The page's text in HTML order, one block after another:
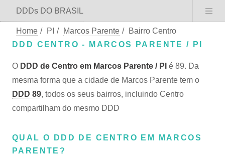
DDDs DO BRASIL
Home / PI / Marcos Parente /
Bairro Centro
DDD CENTRO - MARCOS PARENTE / PI
O DDD de Centro em Marcos Parente / PI é 89. Da
mesma forma que a cidade de Marcos Parente tem o
DDD 89, todos os seus bairros, incluindo Centro
compartilham do mesmo DDD
QUAL O DDD DE CENTRO EM MARCOS
PARENTE?